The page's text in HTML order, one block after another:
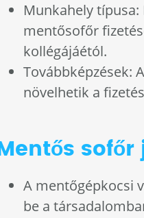
Munkahely típusa:
mentősofőr
kollégájáétól.
Továbbképzések:
növelhetik a
Mentős
A mentőgépkocsi
be a